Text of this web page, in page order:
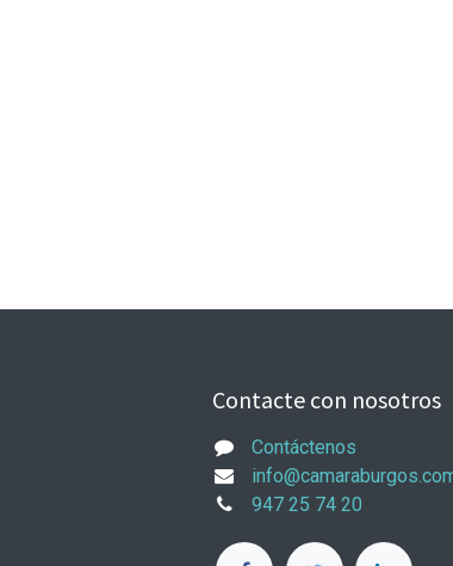
Contacte con nosotros
Contáctenos
947 25 74 20